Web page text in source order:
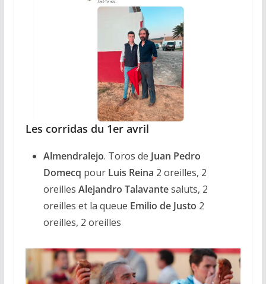
Les corridas du 1er avril
Almendralejo. Toros de Juan Pedro
Domecq pour Luis Reina 2 oreilles, 2
oreilles Alejandro Talavantesaluts, 2
oreilles et la queue Emilio de Justo 2
oreilles, 2 oreilles